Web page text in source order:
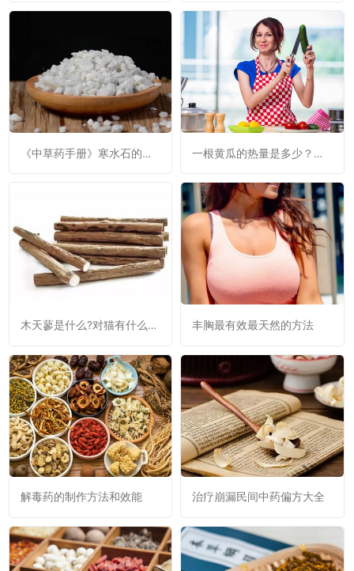
《中草药手册》寒水石的功
一根黄瓜的热量是多少？黄
木天蓼是什么?对猫有什么作
丰胸最有效最天然的方法
解毒药的制作方法和效能 治疗崩漏民间中药偏方大全